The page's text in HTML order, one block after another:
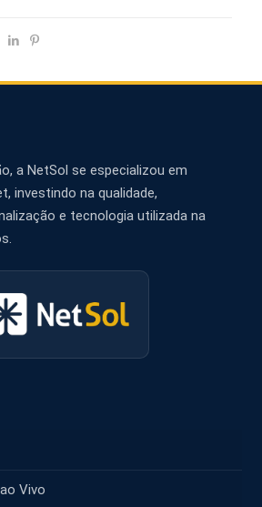
a NetSol se especializou em
investindo na qualidade,
e tecnologia utilizada na
Vivo